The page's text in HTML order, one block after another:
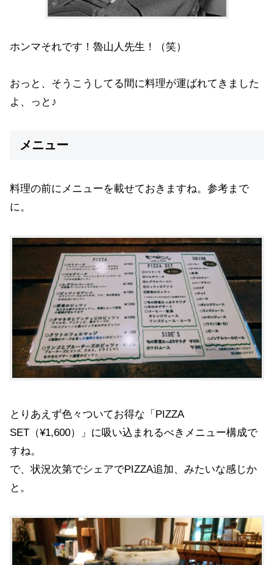
ホンマそれです！魯山人先生！（笑）
おっと、そうこうしてる間に料理が運ばれてきました
よ、っと♪
メニュー
料理の前にメニューを載せておきますね。参考まで
に。
とりあえず色々ついてお得な「PIZZA
SET（¥1,600）」に吸い込まれるべきメニュー構成で
すね。
で、状況次第でシェアでPIZZA追加、みたいな感じか
と。